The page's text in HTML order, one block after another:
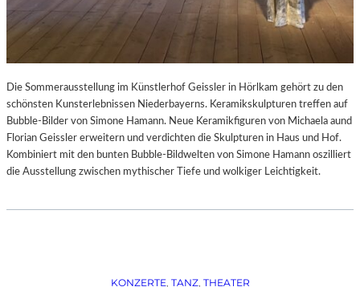
Die Sommerausstellung im Künstlerhof Geissler in Hörlkam gehört zu den
schönsten Kunsterlebnissen Niederbayerns. Keramikskulpturen treffen auf
Bubble-Bilder von Simone Hamann. Neue Keramikfiguren von Michaela aund
Florian Geissler erweitern und verdichten die Skulpturen in Haus und Hof.
Kombiniert mit den bunten Bubble-Bildwelten von Simone Hamann oszilliert
die Ausstellung zwischen mythischer Tiefe und wolkiger Leichtigkeit.
KONZERTE, TANZ, THEATER